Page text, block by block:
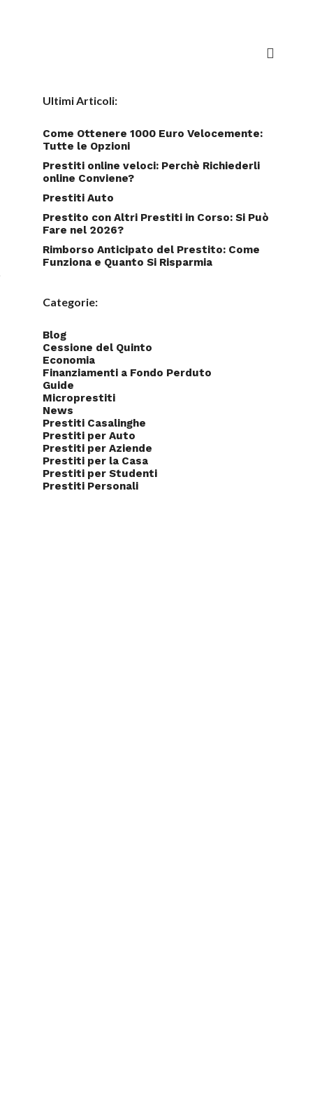
Ultimi Articoli:
Come Ottenere 1000 Euro Velocemente:
Tutte le Opzioni
Prestiti online veloci: Perchè Richiederli
online Conviene?
Prestiti Auto
Prestito con Altri Prestiti in Corso: Si Può
Fare nel 2026?
Rimborso Anticipato del Prestito: Come
Funziona e Quanto Si Risparmia
Categorie:
Blog
Cessione del Quinto
Economia
Finanziamenti a Fondo Perduto
Guide
Microprestiti
News
Prestiti Casalinghe
Prestiti per Auto
Prestiti per Aziende
Prestiti per la Casa
Prestiti per Studenti
Prestiti Personali